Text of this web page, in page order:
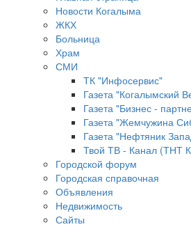
Новости Когалыма
ЖКХ
Больница
Храм
СМИ
ТК "Инфосервис"
Газета "Когалымский
Газета "Бизнес -
Газета "Жемчужина
Газета "Нефтяник
Твой ТВ - Канал (ТНТ
Городской форум
Городская справочная
Объявления
Недвижимость
Сайты